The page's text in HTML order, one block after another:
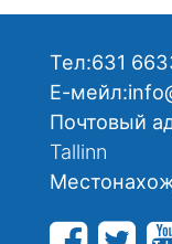
Тел:631
Е-мейл:
Почтовый
Tallinn